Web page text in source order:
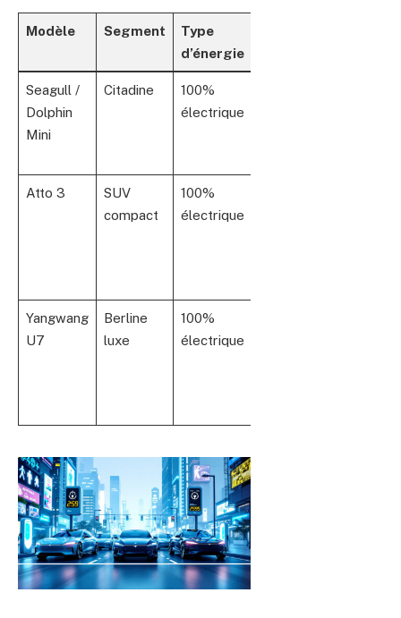
Modèle Segment
Type
d’énergie
Seagull /
Dolphin
Mini
Citadine
100%
électrique
Atto 3
SUV
compact
100%
électrique
Yangwang
U7
Berline
luxe
100%
électrique